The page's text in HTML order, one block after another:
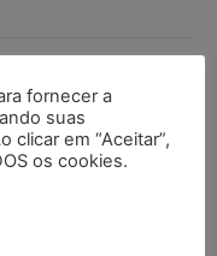
autistas de todos os
de empregado que
de trabalho
fornecer a
suas
clicar em “Aceitar”,
os cookies.